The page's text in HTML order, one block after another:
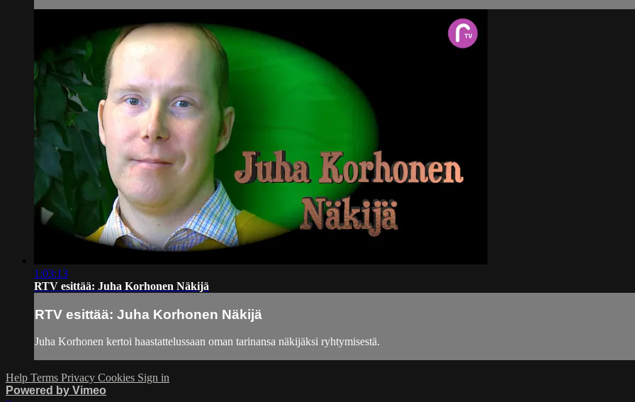
1:03:13
RTV esittää: Juha Korhonen Näkijä
RTV esittää: Juha Korhonen Näkijä
Juha Korhonen kertoi haastattelussaan oman tarinansa näkijäksi ryhtymisestä.
Help Terms Privacy Cookies Sign in
Powered by Vimeo